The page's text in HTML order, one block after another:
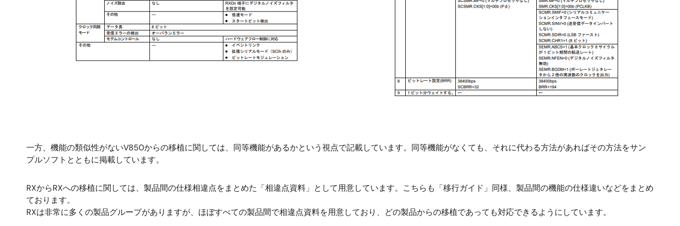
一方、機能の類似性がないV850からの移植に関しては、同等機能があるかという視点で記載しています。同等機能がなくても、それに代わる方法があればその方法をサン
プルソフトとともに掲載しています。
RXからRXへの移植に関しては、製品間の仕様相違点をまとめた「相違点資料」として用意しています。こちらも「移行ガイド」同様、製品間の機能の仕様違いなどをまとめ
ております。
RXは非常に多くの製品グループがありますが、ほぼすべての製品間で相違点資料を用意しており、どの製品からの移植であっても対応できるようにしています。